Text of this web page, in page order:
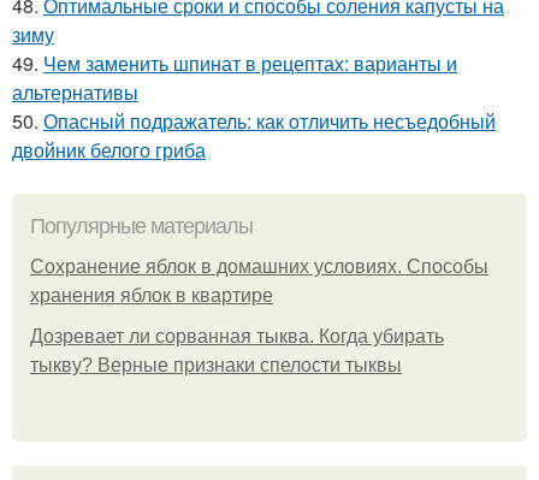
зиму
49. Чем заменить шпинат в рецептах: варианты и
альтернативы
50. Опасный подражатель: как отличить несъедобный
двойник белого гриба
Популярные материалы
Сохранение яблок в домашних условиях. Способы
хранения яблок в квартире
Дозревает ли сорванная тыква. Когда убирать
тыкву? Верные признаки спелости тыквы